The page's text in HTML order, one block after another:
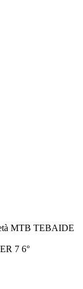
MTB TEBAIDE
7 6°